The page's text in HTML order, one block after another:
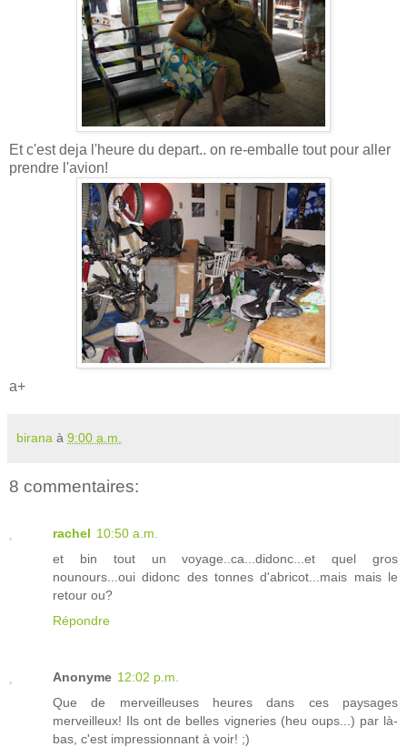
Et c'est deja l'heure du depart.. on re-emballe tout pour aller
prendre l'avion!
a+
birana à 9:00 a.m.
8 commentaires:
rachel 10:50 a.m.
et bin tout un voyage..ca...didonc...et quel gros
nounours...oui didonc des tonnes d'abricot...mais mais le
retour ou?
Répondre
Anonyme 12:02 p.m.
Que de merveilleuses heures dans ces paysages
merveilleux! Ils ont de belles vigneries (heu oups...) par là-
bas, c'est impressionnant à voir! ;)